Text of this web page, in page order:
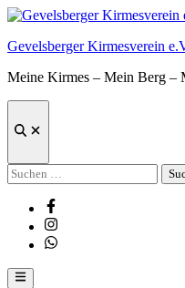
Zum
springen
Gevelsberger Kirmesverein
Meine Kirmes – Mein Berg –
Suche
Suchen
nach:
Facebook
Instagram
Whatsapp
Hauptmenü